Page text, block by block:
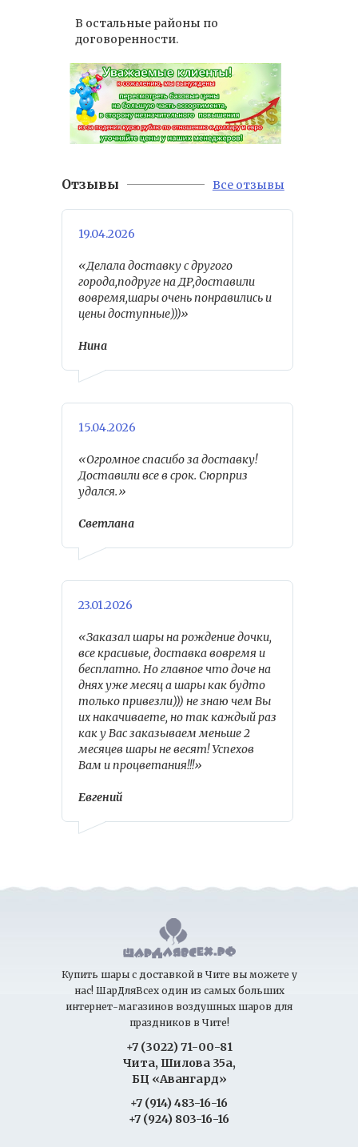
Отзывы Все отзывы
19.04.2026
«Делала доставку с другого
города,подруге на ДР,доставили
вовремя,шары очень понравились и
цены доступные)))»
Нина
15.04.2026
«Огромное спасибо за доставку!
Доставили все в срок. Сюрприз
удался.»
Светлана
23.01.2026
«Заказал шары на рождение дочки,
все красивые, доставка вовремя и
бесплатно. Но главное что доче на
днях уже месяц а шары как будто
только привезли))) не знаю чем Вы
их накачиваете, но так каждый раз
как у Вас заказываем меньше 2
месяцев шары не весят! Успехов
Вам и процветания!!!»
Евгений
В остальные районы по
договоренности.
Купить шары с доставкой в Чите вы можете у
нас! ШарДляВсех один из самых больших
интернет-магазинов воздушных шаров для
праздников в Чите!
+7 (3022) 71-00-81
Чита, Шилова 35а,
БЦ «Авангард»
+7 (914) 483-16-16
+7 (924) 803-16-16